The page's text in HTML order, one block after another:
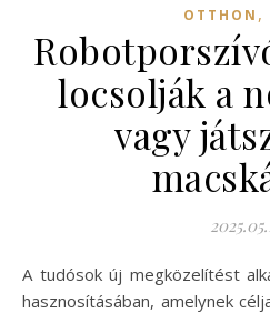
OTTHON ,
locsolják a
vagy
A tudósok új megközelítést alkalmaztak a robotporszívók
hasznosításában, amelynek